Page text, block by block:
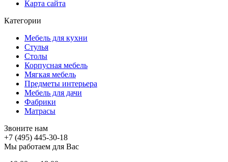
Карта сайта
Категории
Мебель для кухни
Стулья
Столы
Корпусная мебель
Мягкая мебель
Предметы интерьера
Мебель для дачи
Фабрики
Матраcы
Звоните нам
+7 (495) 445-30-18
Мы работаем для Вас